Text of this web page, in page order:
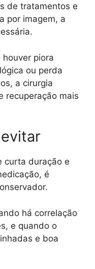
de tratamentos e
por imagem, a
piora
ou perda
a cirurgia
recuperação mais
curta duração e
é
há correlação
e quando o
e boa